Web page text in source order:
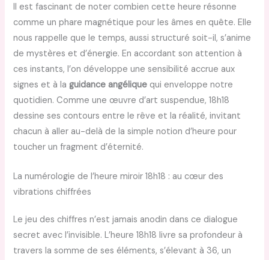
Il est fascinant de noter combien cette heure résonne
comme un phare magnétique pour les âmes en quête. Elle
nous rappelle que le temps, aussi structuré soit-il, s’anime
de mystères et d’énergie. En accordant son attention à
ces instants, l’on développe une sensibilité accrue aux
signes et à la guidance angélique qui enveloppe notre
quotidien. Comme une œuvre d’art suspendue, 18h18
dessine ses contours entre le rêve et la réalité, invitant
chacun à aller au-delà de la simple notion d’heure pour
toucher un fragment d’éternité.
La numérologie de l’heure miroir 18h18 : au cœur des
vibrations chiffrées
Le jeu des chiffres n’est jamais anodin dans ce dialogue
secret avec l’invisible. L’heure 18h18 livre sa profondeur à
travers la somme de ses éléments, s’élevant à 36, un